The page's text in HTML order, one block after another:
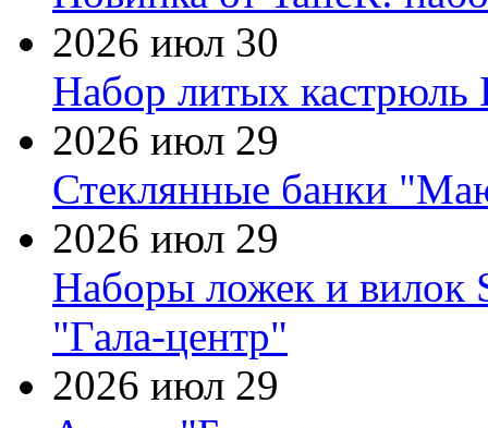
2026 июл 30
Набор литых кастрюль
2026 июл 29
Стеклянные банки
2026 июл 29
Наборы ложек и вилок
"Гала-центр"
2026 июл 29